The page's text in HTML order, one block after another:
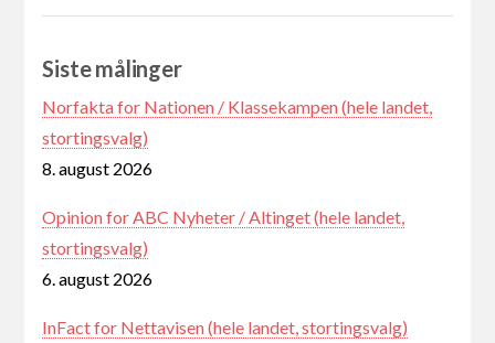
Siste målinger
Norfakta for Nationen / Klassekampen (hele landet,
stortingsvalg)
8. august 2026
Opinion for ABC Nyheter / Altinget (hele landet,
stortingsvalg)
6. august 2026
InFact for Nettavisen (hele landet, stortingsvalg)